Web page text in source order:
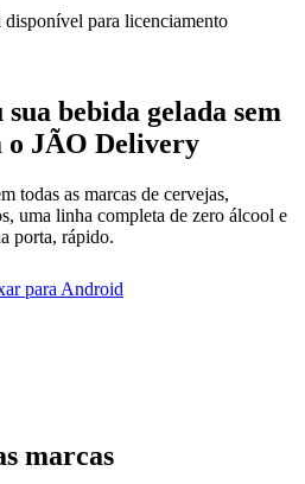
disponível para licenciamento
sua bebida gelada sem
o JÃO Delivery
todas as marcas de cervejas,
uma linha completa de zero álcool e
porta, rápido.
para Android
marcas